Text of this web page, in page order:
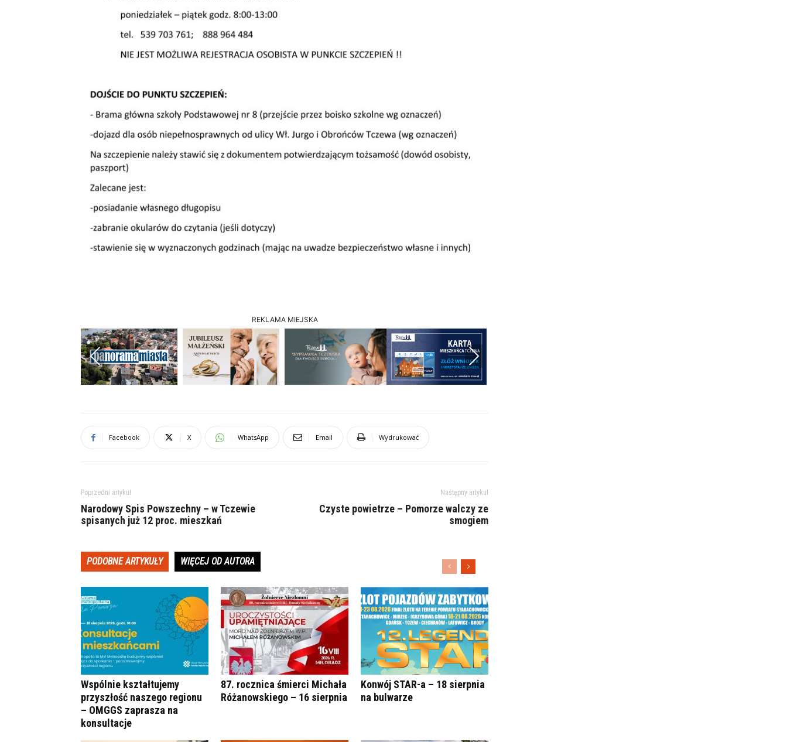
REKLAMA MIEJSKA
Previous Next
Facebook X WhatsApp Email Wydrukować
Poprzedni artykuł
Narodowy Spis Powszechny – w Tczewie
spisanych już 12 proc. mieszkań
Następny artykuł
Czyste powietrze – Pomorze walczy ze
smogiem
PODOBNE ARTYKUŁY WIĘCEJ OD AUTORA
Wspólnie kształtujemy
przyszłość naszego regionu
– OMGGS zaprasza na
konsultacje
87. rocznica śmierci Michała
Różanowskiego – 16 sierpnia
Konwój STAR-a – 18 sierpnia
na bulwarze